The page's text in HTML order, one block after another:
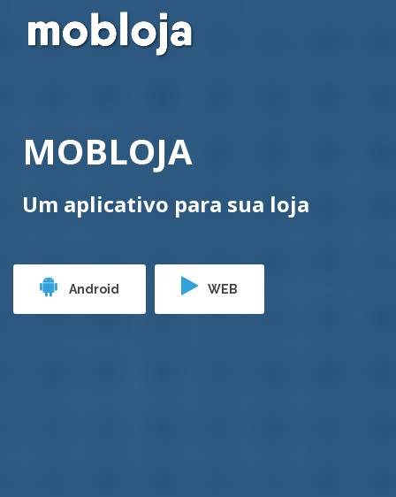
MOBLOJA
Um aplicativo para sua loja
Android WEB